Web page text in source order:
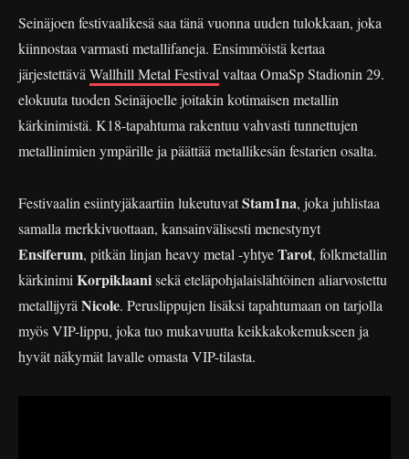
Seinäjoen festivaalikesä saa tänä vuonna uuden tulokkaan, joka
kiinnostaa varmasti metallifaneja. Ensimmöistä kertaa
järjestettävä Wallhill Metal Festival valtaa OmaSp Stadionin 29.
elokuuta tuoden Seinäjoelle joitakin kotimaisen metallin
kärkinimistä. K18-tapahtuma rakentuu vahvasti tunnettujen
metallinimien ympärille ja päättää metallikesän festarien osalta.
Festivaalin esiintyjäkaartiin lukeutuvatStam1na, joka juhlistaa
samalla merkkivuottaan, kansainvälisesti menestynyt
Ensiferum, pitkän linjan heavy metal -yhtyeTarot, folkmetallin
kärkinimi Korpiklaanisekä eteläpohjalaislähtöinen aliarvostettu
metallijyrä Nicole. Peruslippujen lisäksi tapahtumaan on tarjolla
myös VIP-lippu, joka tuo mukavuutta keikkakokemukseen ja
hyvät näkymät lavalle omasta VIP-tilasta.